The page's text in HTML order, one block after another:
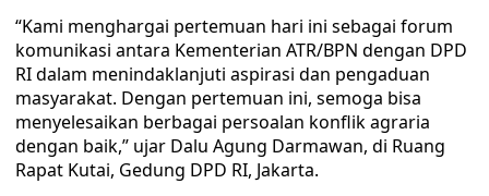
“Kami menghargai pertemuan hari ini sebagai forum
komunikasi antara Kementerian ATR/BPN dengan DPD
RI dalam menindaklanjuti aspirasi dan pengaduan
masyarakat. Dengan pertemuan ini, semoga bisa
menyelesaikan berbagai persoalan konflik agraria
dengan baik,” ujar Dalu Agung Darmawan, di Ruang
Rapat Kutai, Gedung DPD RI, Jakarta.